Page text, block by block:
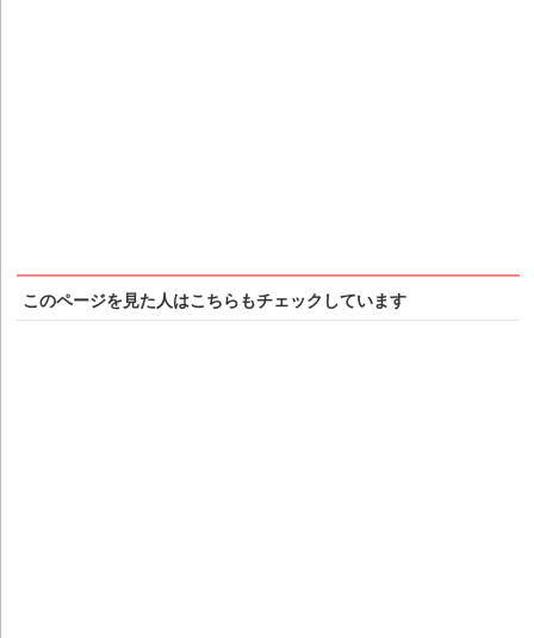
このページを見た人はこちらもチェックしています